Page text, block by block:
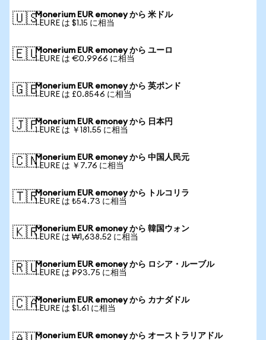
🇺🇸Monerium EUR emoney から 米ドル
1 EURE は $1.15 に相当
🇪🇺Monerium EUR emoney から ユーロ
1 EURE は €0.9966 に相当
🇬🇧Monerium EUR emoney から 英ポンド
1 EURE は £0.8546 に相当
🇯🇵Monerium EUR emoney から 日本円
1 EURE は ￥181.55 に相当
🇨🇳Monerium EUR emoney から 中国人民元
1 EURE は ￥7.76 に相当
🇹🇷Monerium EUR emoney から トルコリラ
1 EURE は ₺54.73 に相当
🇰🇷Monerium EUR emoney から 韓国ウォン
1 EURE は ₩1,638.52 に相当
🇷🇺Monerium EUR emoney から ロシア・ルーブル
1 EURE は ₽93.75 に相当
🇨🇦Monerium EUR emoney から カナダドル
1 EURE は $1.61 に相当
Monerium EUR emoney から オーストラリアドル